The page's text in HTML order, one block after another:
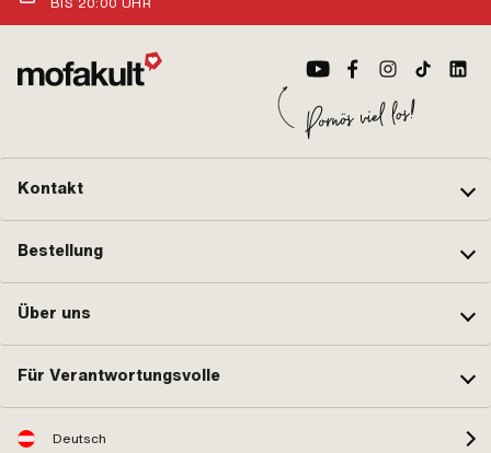
Kontakt
Bestellung
Über uns
Für Verantwortungsvolle
Deutsch